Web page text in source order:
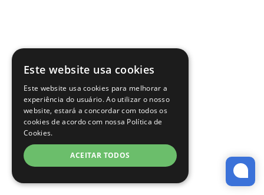
Este website usa cookies
Este website usa cookies para melhorar a
experiência do usuário. Ao utilizar o nosso
website, estará a concordar com todos os
cookies de acordo com nossa Política de
Cookies.
ACEITAR TODOS